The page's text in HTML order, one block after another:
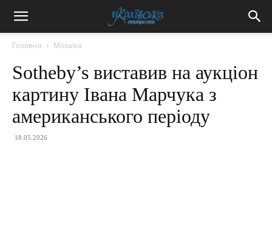
Головна Мозаїка
Sotheby’s виставив на аукціон
картину Івана Марчука з
американського періоду
18.05.2026